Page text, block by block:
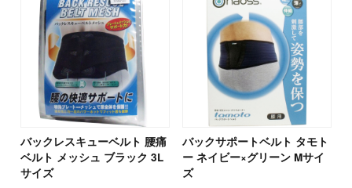
バックレスキューベルト 腰痛
ベルト メッシュ ブラック 3L
サイズ
バックサポートベルト タモト
ー ネイビー×グリーン Mサイ
ズ